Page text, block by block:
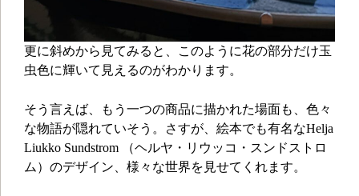
更に斜めから見てみると、このように花の部分だけ玉
虫色に輝いて見えるのがわかります。
そう言えば、もう一つの商品に描かれた場面も、色々
な物語が隠れていそう。さすが、絵本でも有名なHelja
Liukko Sundstrom （ヘルヤ・リウッコ・スンドストロ
ム）のデザイン、様々な世界を見せてくれます。